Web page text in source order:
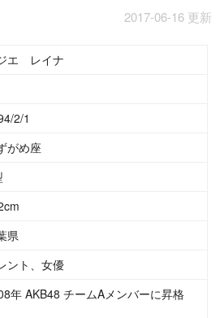
2017-06-16 更新
エ レイナ
2/1
がめ座
県
ント、女優
年 AKB48 チームAメンバーに昇格